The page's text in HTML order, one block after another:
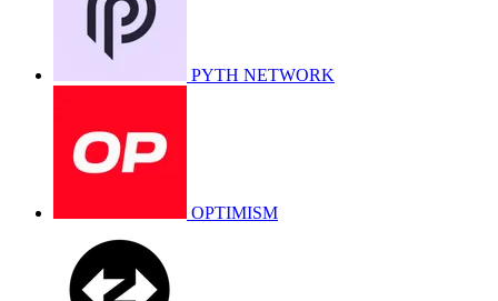
PYTH NETWORK
OPTIMISM